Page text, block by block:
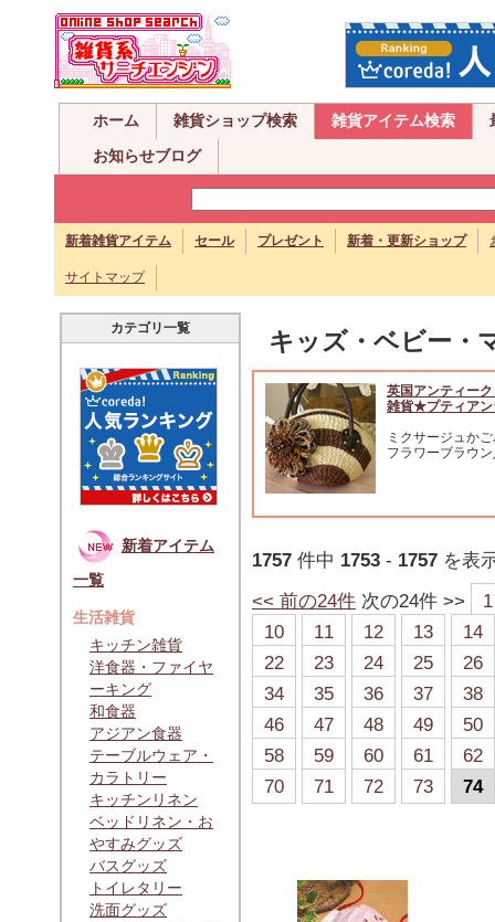
ホーム 雑貨ショップ検索 雑貨アイテム検索
お知らせブログ
新着雑貨アイテム セール プレゼント 新着・更新ショップ
サイトマップ
カテゴリ一覧
新着アイテム
一覧
生活雑貨
キッチン雑貨
洋食器・ファイヤ
ーキング
和食器
アジアン食器
テーブルウェア・
カラトリー
キッチンリネン
ベッドリネン・お
やすみグッズ
バスグッズ
トイレタリー
洗面グッズ
キッズ・ベビー・
英国アンティー
雑貨★プティアン
ミクサージュか
フラワーブラウ
1757 件中 1753 - 1757 を表
<< 前の24件 次の24件 >>
1
10
11 12 13
14
22
23 24 25
26
34
35 36 37
38
46
47 48 49
50
58
59 60 61
62
70
71 72 73 74